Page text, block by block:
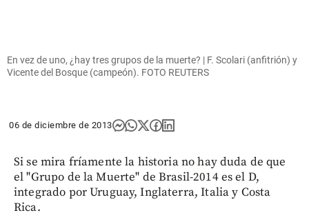
En vez de uno, ¿hay tres grupos de la muerte? | F. Scolari (anfitrión) y
Vicente del Bosque (campeón). FOTO REUTERS
06 de diciembre de 2013
Si se mira fríamente la historia no hay duda de que
el "Grupo de la Muerte" de Brasil-2014 es el D,
integrado por Uruguay, Inglaterra, Italia y Costa
Rica.